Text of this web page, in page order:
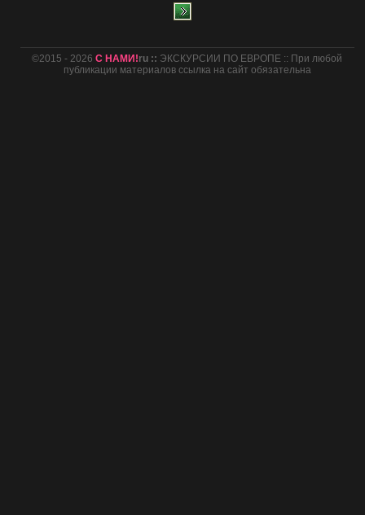
©2015 - 2026С НАМИ!ru :: ЭКСКУРСИИ ПО ЕВРОПЕ :: При любой
публикации материалов ссылка на сайт обязательна